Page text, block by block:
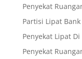
Penyekat
Partisi Lipat
Penyekat Lipat
Penyekat